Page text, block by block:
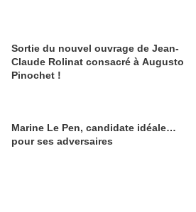
Sortie du nouvel ouvrage de Jean-
Claude Rolinat consacré à Augusto
Pinochet !
Marine Le Pen, candidate idéale…
pour ses adversaires